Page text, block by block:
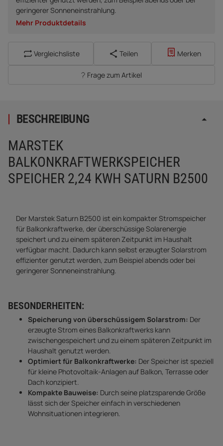
geringerer Sonneneinstrahlung.
Mehr Produktdetails
Vergleichsliste Teilen Merken
Frage zum Artikel
BESCHREIBUNG
MARSTEK
BALKONKRAFTWERKSPEICHER
SPEICHER 2,24 KWH SATURN B2500
Der Marstek Saturn B2500 ist ein kompakter Stromspeicher
für Balkonkraftwerke, der überschüssige Solarenergie
speichert und zu einem späteren Zeitpunkt im Haushalt
verfügbar macht. Dadurch kann selbst erzeugter Solarstrom
effizienter genutzt werden, zum Beispiel abends oder bei
geringerer Sonneneinstrahlung.
BESONDERHEITEN:
Speicherung von überschüssigem Solarstrom: Der
erzeugte Strom eines Balkonkraftwerks kann
zwischengespeichert und zu einem späteren Zeitpunkt im
Haushalt genutzt werden.
Optimiert für Balkonkraftwerke: Der Speicher ist speziell
für kleine Photovoltaik-Anlagen auf Balkon, Terrasse oder
Dach konzipiert.
Kompakte Bauweise: Durch seine platzsparende Größe
lässt sich der Speicher einfach in verschiedenen
Wohnsituationen integrieren.